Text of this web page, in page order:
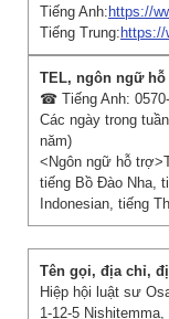
Tiếng Anh: https://
Tiếng Trung: https://
☎ Tiếng Anh:
Các ngày trong
năm)
<Ngôn ngữ hỗ
tiếng Bồ Đào Nha,
Indonesian, tiếng
Hiệp hội luật sư
1-12-5